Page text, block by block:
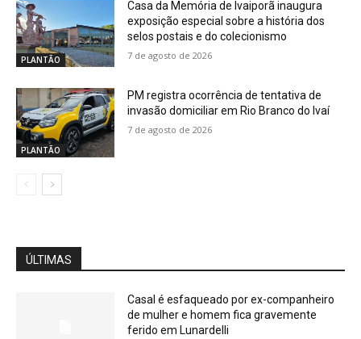
PLANTÃO
Casa da Memória de Ivaiporã inaugura
exposição especial sobre a história dos
selos postais e do colecionismo
7 de agosto de 2026
PLANTÃO
PM registra ocorrência de tentativa de
invasão domiciliar em Rio Branco do Ivaí
7 de agosto de 2026
ÚLTIMAS
Casal é esfaqueado por ex-companheiro
de mulher e homem fica gravemente
ferido em Lunardelli